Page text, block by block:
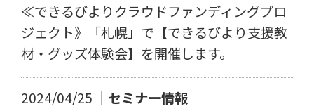
≪できるびよりクラウドファンディングプロ
ジェクト》「札幌」で【できるびより支援教
材・グッズ体験会】を開催します。
2024/04/25
セミナー情報